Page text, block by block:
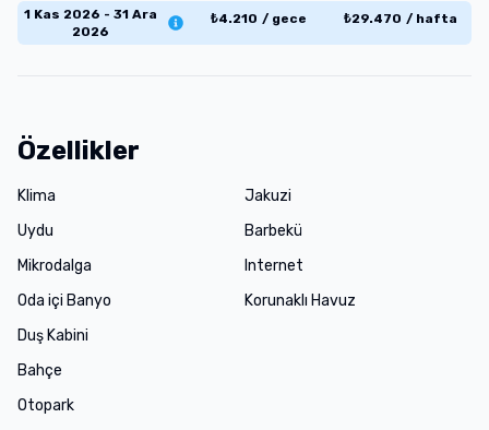
1 Kas 2026 - 31 Ara
2026
₺4.210 / gece ₺29.470 / hafta
Özellikler
Klima
Uydu
Mikrodalga
Oda içi Banyo
Jakuzi
Barbekü
Internet
Korunaklı Havuz
Duş Kabini
Bahçe
Otopark